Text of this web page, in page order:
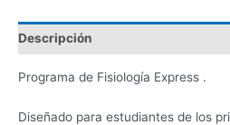
Descripción
Programa de Fisiología Express .
Diseñado para estudiantes de los